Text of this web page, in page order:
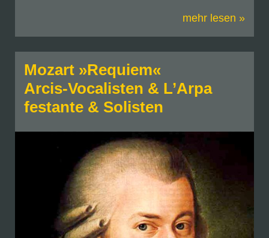
mehr lesen »
Mozart »Requiem«
Arcis-Vocalisten & L’Arpa
festante & Solisten